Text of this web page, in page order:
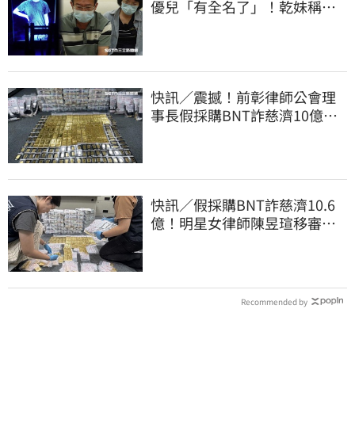
優兒「有全名了」！乾妹稱賠
快訊／震撼！前彰律師公會理
事長假採購BNT詐慈濟10億、
快訊／假採購BNT詐慈濟10.6
億！明星女律師陳昱瑄移審
Recommended by